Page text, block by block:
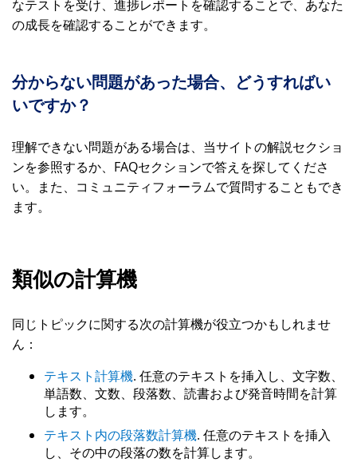
なテストを受け、進捗レポートを確認することで、あなた
の成長を確認することができます。
分からない問題があった場合、どうすればい
いですか？
理解できない問題がある場合は、当サイトの解説セクショ
ンを参照するか、FAQセクションで答えを探してくださ
い。また、コミュニティフォーラムで質問することもでき
ます。
類似の計算機
同じトピックに関する次の計算機が役立つかもしれませ
ん：
テキスト計算機. 任意のテキストを挿入し、文字数、
単語数、文数、段落数、読書および発音時間を計算
します。
テキスト内の段落数計算機. 任意のテキストを挿入
し、その中の段落の数を計算します。